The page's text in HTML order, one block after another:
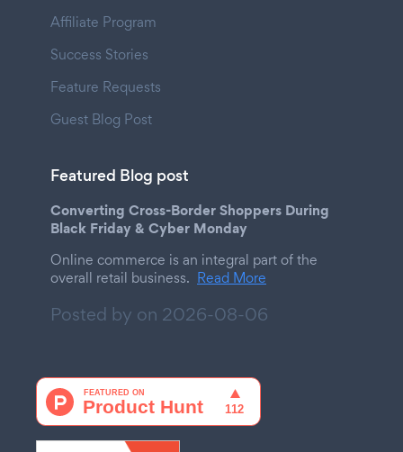
Affiliate Program
Success Stories
Feature Requests
Guest Blog Post
Featured Blog post
Converting Cross-Border Shoppers During
Black Friday & Cyber Monday
Online commerce is an integral part of the
overall retail business. Read More
Posted by on 2026-08-06